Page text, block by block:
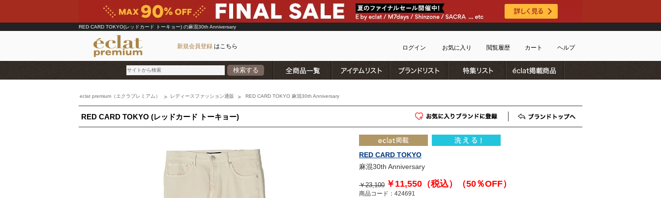
RED CARD TOKYO(レッドカード トーキョー) の麻混30th Anniversary
新規会員登録 はこちら ログイン お気に入り 閲覧履歴 カート ヘルプ
キャンセルについて
返品・交換について
検索する
ブランド
カテゴリ
eclat premium（エクラプレミアム） レディースファッション通販 RED CARD TOKYO 麻混30th Anniversary
RED CARD TOKYO (レッドカード トーキョー)
お気に入りブランド登録
RED CARD TOKYO
麻混30th Anniversary
￥23,100 ￥11,550（税込）（50％OFF）
商品コード：424691